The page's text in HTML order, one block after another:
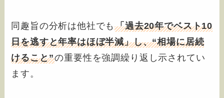
同趣旨の分析は他社でも「過去20年でベスト10
日を逃すと年率はほぼ半減」し、“相場に居続
けること”の重要性を強調繰り返し示されてい
ます。